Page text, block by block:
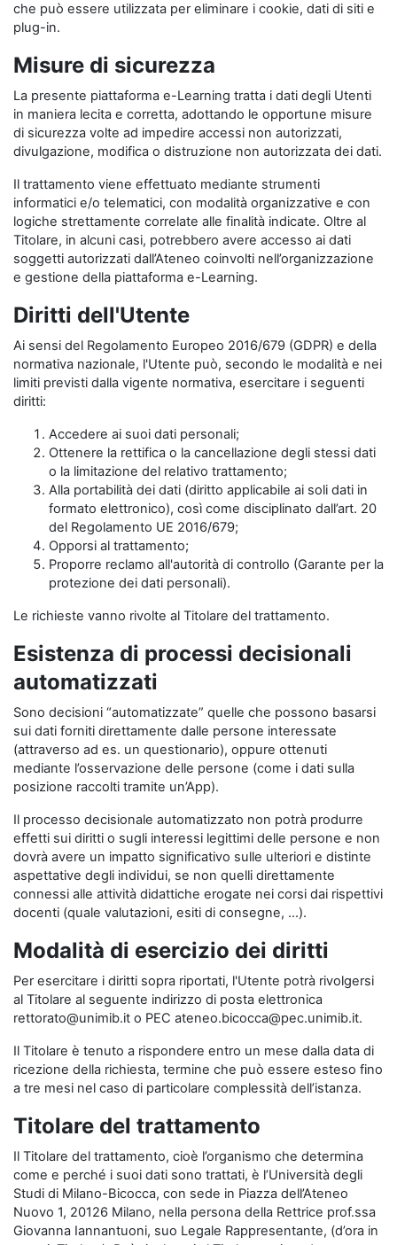
che può essere utilizzata per eliminare i cookie, dati di siti e
plug-in.
Misure di sicurezza
La presente piattaforma e-Learning tratta i dati degli Utenti
in maniera lecita e corretta, adottando le opportune misure
di sicurezza volte ad impedire accessi non autorizzati,
divulgazione, modifica o distruzione non autorizzata dei dati.
Il trattamento viene effettuato mediante strumenti
informatici e/o telematici, con modalità organizzative e con
logiche strettamente correlate alle finalità indicate. Oltre al
Titolare, in alcuni casi, potrebbero avere accesso ai dati
soggetti autorizzati dall’Ateneo coinvolti nell’organizzazione
e gestione della piattaforma e-Learning.
Diritti dell'Utente
Ai sensi del Regolamento Europeo 2016/679 (GDPR) e della
normativa nazionale, l'Utente può, secondo le modalità e nei
limiti previsti dalla vigente normativa, esercitare i seguenti
diritti:
Accedere ai suoi dati personali;
Ottenere la rettifica o la cancellazione degli stessi dati
o la limitazione del relativo trattamento;
Alla portabilità dei dati (diritto applicabile ai soli dati in
formato elettronico), così come disciplinato dall’art. 20
del Regolamento UE 2016/679;
Opporsi al trattamento;
Proporre reclamo all'autorità di controllo (Garante per la
protezione dei dati personali).
Le richieste vanno rivolte al Titolare del trattamento.
Esistenza di processi decisionali
automatizzati
Sono decisioni “automatizzate” quelle che possono basarsi
sui dati forniti direttamente dalle persone interessate
(attraverso ad es. un questionario), oppure ottenuti
mediante l’osservazione delle persone (come i dati sulla
posizione raccolti tramite un’App).
Il processo decisionale automatizzato non potrà produrre
effetti sui diritti o sugli interessi legittimi delle persone e non
dovrà avere un impatto significativo sulle ulteriori e distinte
aspettative degli individui, se non quelli direttamente
connessi alle attività didattiche erogate nei corsi dai rispettivi
docenti (quale valutazioni, esiti di consegne, …).
Modalità di esercizio dei diritti
Per esercitare i diritti sopra riportati, l'Utente potrà rivolgersi
al Titolare al seguente indirizzo di posta elettronica
rettorato@unimib.it o PEC ateneo.bicocca@pec.unimib.it.
Il Titolare è tenuto a rispondere entro un mese dalla data di
ricezione della richiesta, termine che può essere esteso fino
a tre mesi nel caso di particolare complessità dell’istanza.
Titolare del trattamento
Il Titolare del trattamento, cioè l’organismo che determina
come e perché i suoi dati sono trattati, è l’Università degli
Studi di Milano-Bicocca, con sede in Piazza dell’Ateneo
Nuovo 1, 20126 Milano, nella persona della Rettrice prof.ssa
Giovanna Iannantuoni, suo Legale Rappresentante, (d’ora in